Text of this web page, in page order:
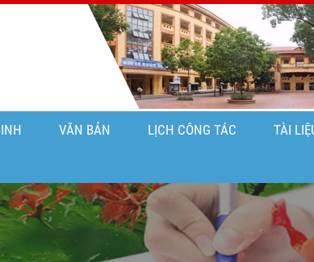
VĂN BẢN LỊCH CÔNG TÁC TÀI